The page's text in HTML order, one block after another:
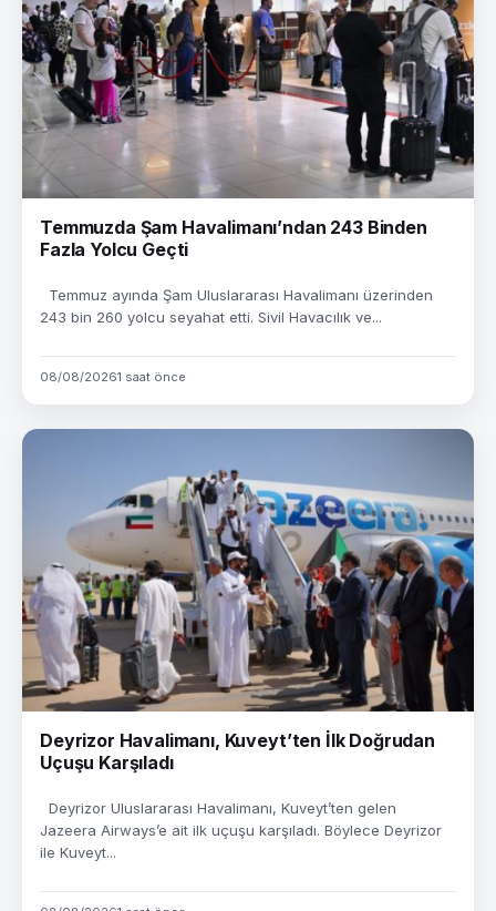
Temmuzda Şam Havalimanı’ndan 243 Binden
Fazla Yolcu Geçti
Temmuz ayında Şam Uluslararası Havalimanı üzerinden
243 bin 260 yolcu seyahat etti. Sivil Havacılık ve...
08/08/20261 saat önce
Deyrizor Havalimanı, Kuveyt’ten İlk Doğrudan
Uçuşu Karşıladı
Deyrizor Uluslararası Havalimanı, Kuveyt’ten gelen
Jazeera Airways’e ait ilk uçuşu karşıladı. Böylece Deyrizor
ile Kuveyt...